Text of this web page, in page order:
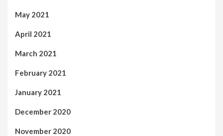
May 2021
April 2021
March 2021
February 2021
January 2021
December 2020
November 2020